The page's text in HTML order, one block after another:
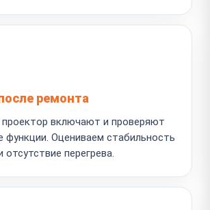
ремонта
включают и проверяют
функции. Оцениваем стабильность
перегрева.